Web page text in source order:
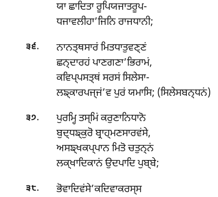
ਯਾ ਛਾਦਿਤਾ ਰੂਪਿਯਜਾਤਰੂਪ-
ਧਜਾਵਲੀਹਾ’ਜਿਨਿ ਰਾਜਧਾਨੀ;
੩੬.
ਨਾਨਤ੍ਥਸਾਰਂ ਮਿਤਧਾਤੁਵਣ੍ਣਂ
ਛਨ੍ਦਾਰਹਂ ਪਾਣਗਣਾ’ਭਿਰਾਮਂ,
ਕਵਿਪ੍ਪਸਤ੍ਥਂ ਸਰਸਂ ਸਿਲੇਸਾ-
ਲਙ੍ਕਾਰਪਜ੍ਜਂ’ਵ ਪੁਰਂ ਯਮਾਸਿ; (ਸਿਲੇਸਬਨ੍ਧਨਂ)
੩੭.
ਪੁਰਮ੍ਹਿ ਤਸ੍ਮਿਂ ਕਰੁਣਾਨਿਧਾਨੋ
ਬੁਦ੍ਧਙ੍ਕੁਰੋ ਬ੍ਰਾਹ੍ਮਣਸਾਰਵਂਸੇ,
ਅਸਙ੍ਖਕਪ੍ਪਾਨ ਮਿਤੋ ਚਤੁਨ੍ਨਂ
ਲਕ੍ਖਾਦਿਕਾਨਂ ਉਦਪਾਦਿ ਪੁਬ੍ਬੇ;
੩੮.
ਭੋਵਾਦਿਵਂਸੇ’ਕਦਿਵਾਕਰਸ੍ਸ